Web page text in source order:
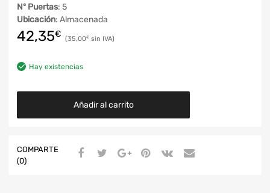
Nº Puertas: 5
Ubicación: Almacenada
42,35€ 35,00€
Hay existencias
Añadir al carrito
COMPARTE
(0)